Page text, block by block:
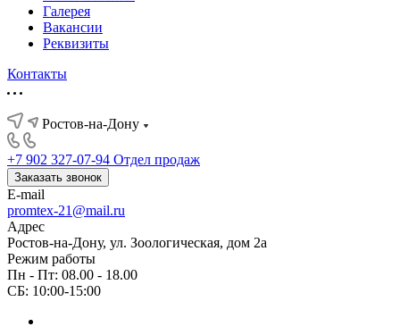
Галерея
Вакансии
Реквизиты
Контакты
Ростов-на-Дону
+7 902 327-07-94 Отдел продаж
Заказать звонок
E-mail
promtex-21@mail.ru
Адрес
Ростов-на-Дону, ул. Зоологическая, дом 2а
Режим работы
Пн - Пт: 08.00 - 18.00
СБ: 10:00-15:00